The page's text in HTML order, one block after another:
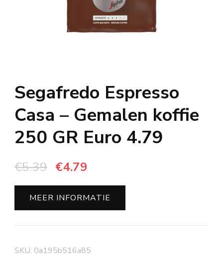
Segafredo Espresso
Casa – Gemalen koffie
250 GR Euro 4.79
€5.39 Oorspronkelijke
prijs
was:
€5.39.
€4.79
prijs
is:
€4.79.
MEER INFORMATIE
SKU: 0a195b516a85